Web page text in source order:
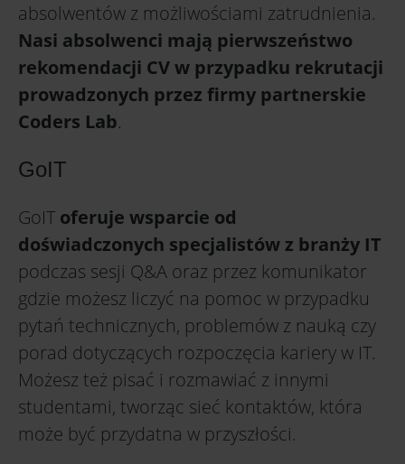
absolwentów z możliwościami zatrudnienia.
Nasi absolwenci mają pierwszeństwo
rekomendacji CV w przypadku rekrutacji
prowadzonych przez firmy partnerskie
Coders Lab.
GoIT
GoIT oferuje wsparcie od
doświadczonych specjalistów z branży IT
podczas sesji Q&A oraz przez komunikator
gdzie możesz liczyć na pomoc w przypadku
pytań technicznych, problemów z nauką czy
porad dotyczących rozpoczęcia kariery w IT.
Możesz też pisać i rozmawiać z innymi
studentami, tworząc sieć kontaktów, która
może być przydatna w przyszłości.